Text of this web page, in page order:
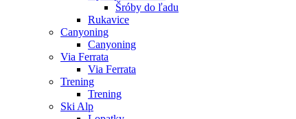
Šróby do ľadu
Rukavice
Canyoning
Canyoning
Via Ferrata
Via Ferrata
Trening
Trening
Ski Alp